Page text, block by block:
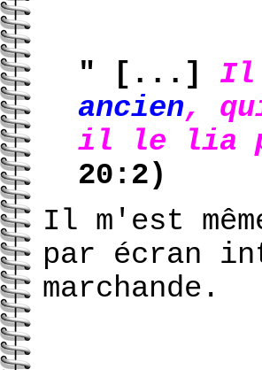
" [...]
Il
ancien,
il le lia
20:2)
Il m'est
par écran
marchande.